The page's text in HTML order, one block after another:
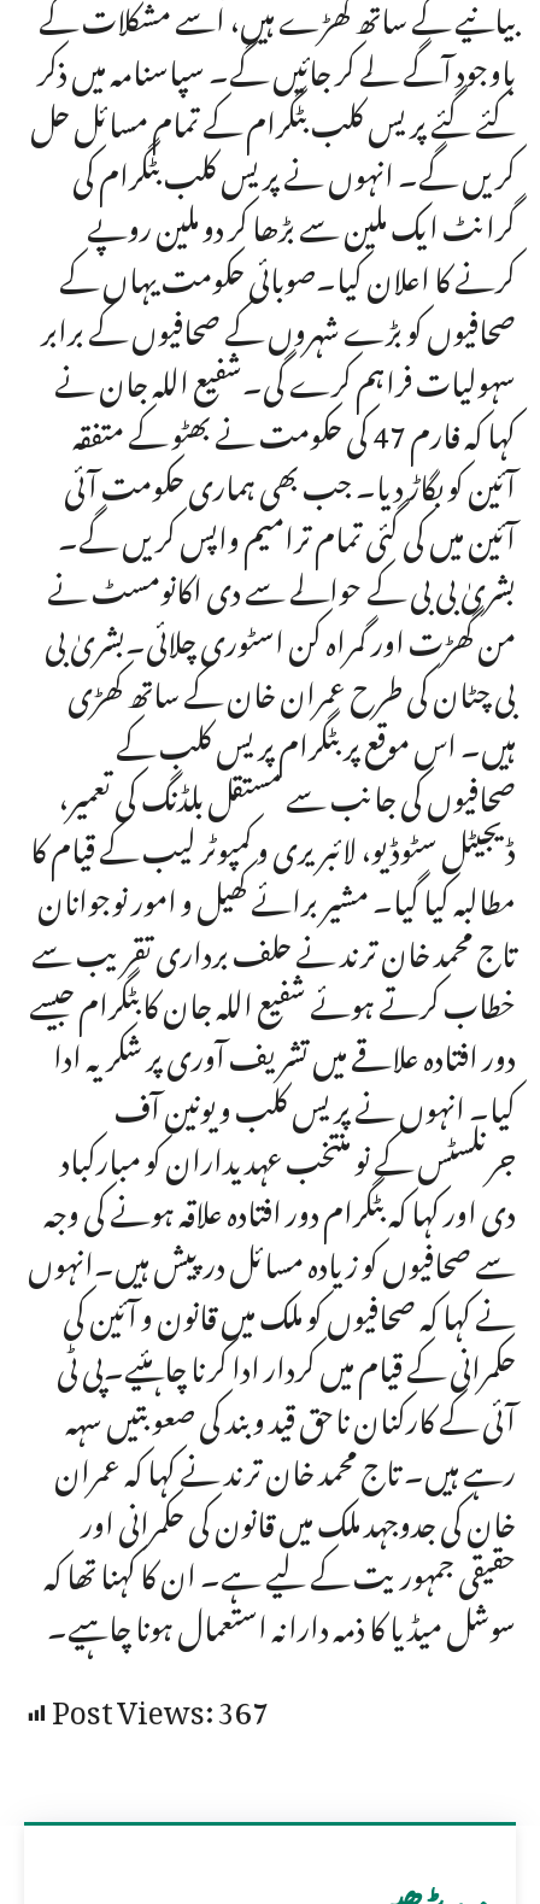
باوجود آگے لے کر جائیں گے۔ سپاسنامہ میں ذکر
کئے گئے پریس کلب بٹگرام کے تمام مسائل حل
کریں گے۔ انہوں نے پریس کلب بٹگرام کی
گرانٹ ایک ملین سے بڑھا کر دو ملین روپے
کرنے کا اعلان کیا۔صوبائی حکومت یہاں کے
صحافیوں کو بڑے شہروں کے صحافیوں کے برابر
سہولیات فراہم کرے گی۔شفیع اللہ جان نے
کہا کہ فارم 47 کی حکومت نے بھٹو کے متفقہ
آئین کو بگاڑ دیا۔ جب بھی ہماری حکومت آئی
آئین میں کی گئی تمام ترامیم واپس کریں گے۔
بشریٰ بی بی کے حوالے سے دی اکانومسٹ نے
من گھڑت اور گمراہ کن اسٹوری چلائی۔بشریٰ بی
بی چٹان کی طرح عمران خان کے ساتھ کھڑی
ہیں۔ اس موقع پر بٹگرام پریس کلب کے
صحافیوں کی جانب سے مستقل بلڈنگ کی تعمیر،
ڈیجیٹل سٹوڈیو، لائبریری و کمپوٹر لیب کے قیام کا
مطالبہ کیا گیا۔ مشیر برائے کھیل و امور نوجوانان
تاج محمد خان ترند نے حلف برداری تقریب سے
خطاب کرتے ہوئے شفیع اللہ جان کابٹگرام جیسے
دور افتادہ علاقے میں تشریف آوری پر شکریہ ادا
کیا۔ انہوں نے پریس کلب و یونین آف
جرنلسٹس کے نو منتخب عہدیداران کو مبارکباد
دی اور کہا کہ بٹگرام دور افتادہ علاقہ ہونے کی وجہ
سے صحافیوں کو زیادہ مسائل درپیش ہیں۔انہوں
نے کہا کہ صحافیوں کو ملک میں قانون و آئین کی
حکمرانی کے قیام میں کردار ادا کرنا چاہئیے۔پی ٹی
آئی کے کارکنان ناحق قید و بند کی صعوبتیں سہہ
رہے ہیں۔ تاج محمد خان ترند نے کہا کہ عمران
خان کی جدوجہد ملک میں قانون کی حکمرانی اور
حقیقی جمہوریت کے لیے ہے۔ ان کا کہنا تھا کہ
سوشل میڈیا کا ذمہ دارانہ استعمال ہونا چاہیے۔
Post Views:367